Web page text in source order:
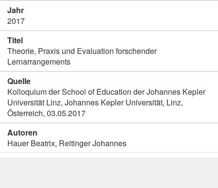
Jahr
2017
Titel
Theorie, Praxis und Evaluation forschender
Lernarrangements
Quelle
Kolloquium der School of Education der Johannes Kepler
Universität Linz, Johannes Kepler Universität, Linz,
Österreich, 03.05.2017
Autoren
Hauer Beatrix, Reitinger Johannes